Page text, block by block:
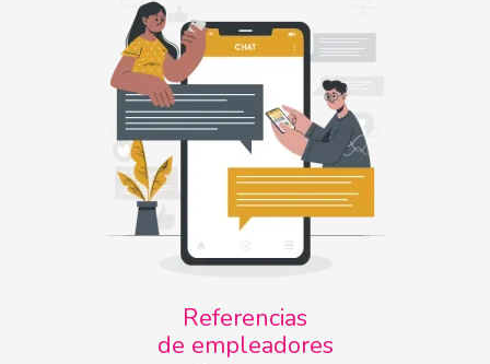
Referencias
de empleadores